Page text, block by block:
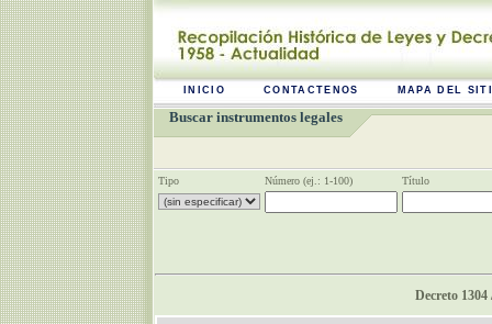
INICIO CONTACTENOS MAPA DEL
Buscar instrumentos legales
Tipo Número (ej.: 1-100) Título
Decreto